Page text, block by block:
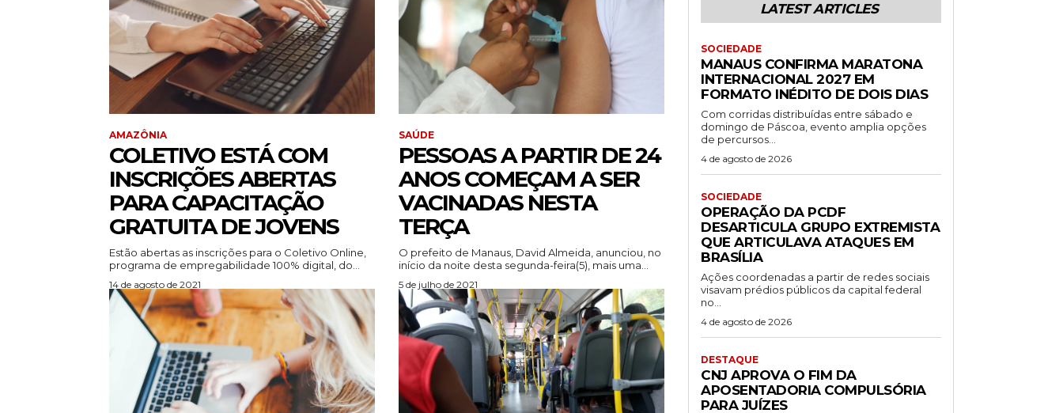
AMAZÔNIA
COLETIVO ESTÁ COM
INSCRIÇÕES ABERTAS
PARA CAPACITAÇÃO
GRATUITA DE JOVENS
Estão abertas as inscrições para o Coletivo Online,
programa de empregabilidade 100% digital, do...
14 de agosto de 2021
SAÚDE
PESSOAS A PARTIR DE 24
ANOS COMEÇAM A SER
VACINADAS NESTA
TERÇA
O prefeito de Manaus, David Almeida, anunciou, no
início da noite desta segunda-feira(5), mais uma...
5 de julho de 2021
LATEST ARTICLES
SOCIEDADE
MANAUS CONFIRMA MARATONA
INTERNACIONAL 2027 EM
FORMATO INÉDITO DE DOIS DIAS
Com corridas distribuídas entre sábado e
domingo de Páscoa, evento amplia opções
de percursos...
4 de agosto de 2026
SOCIEDADE
OPERAÇÃO DA PCDF
DESARTICULA GRUPO EXTREMISTA
QUE ARTICULAVA ATAQUES EM
BRASÍLIA
Ações coordenadas a partir de redes sociais
visavam prédios públicos da capital federal
no...
4 de agosto de 2026
DESTAQUE
CNJ APROVA O FIM DA
APOSENTADORIA COMPULSÓRIA
PARA JUÍZES